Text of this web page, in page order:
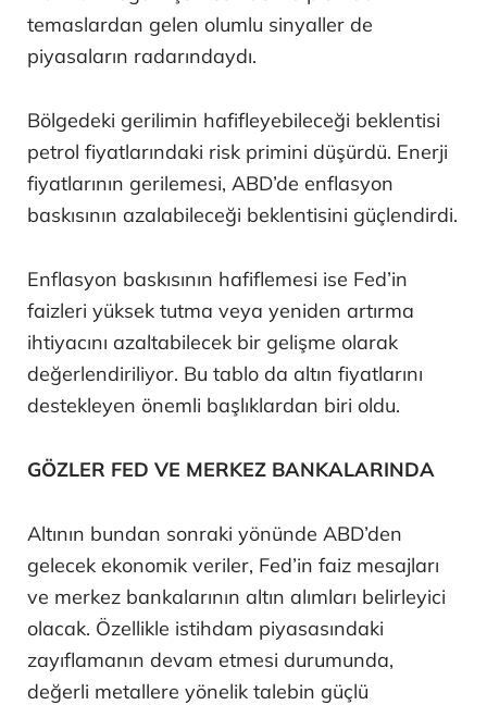
temaslardan gelen olumlu sinyaller de
piyasaların radarındaydı.
Bölgedeki gerilimin hafifleyebileceği beklentisi
petrol fiyatlarındaki risk primini düşürdü. Enerji
fiyatlarının gerilemesi, ABD’de enflasyon
baskısının azalabileceği beklentisini güçlendirdi.
Enflasyon baskısının hafiflemesi ise Fed’in
faizleri yüksek tutma veya yeniden artırma
ihtiyacını azaltabilecek bir gelişme olarak
değerlendiriliyor. Bu tablo da altın fiyatlarını
destekleyen önemli başlıklardan biri oldu.
GÖZLER FED VE MERKEZ BANKALARINDA
Altının bundan sonraki yönünde ABD’den
gelecek ekonomik veriler, Fed’in faiz mesajları
ve merkez bankalarının altın alımları belirleyici
olacak. Özellikle istihdam piyasasındaki
zayıflamanın devam etmesi durumunda,
değerli metallere yönelik talebin güçlü